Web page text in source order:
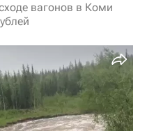
вагонов в Коми